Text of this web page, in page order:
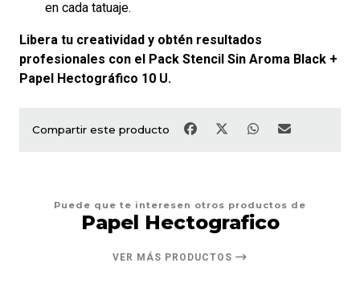
en cada tatuaje.
Libera tu creatividad y obtén resultados
profesionales con el Pack Stencil Sin Aroma Black +
Papel Hectográfico 10 U.
Compartir este producto
Puede que te interesen otros productos de
Papel Hectografico
VER MÁS PRODUCTOS